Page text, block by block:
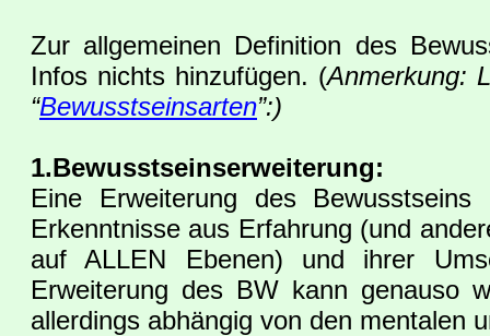
Zur allgemeinen Definition des
Infos nichts hinzufügen. (Anmerkung:
“Bewusstseinsarten”:)
1.Bewusstseinserweiterung:
Eine Erweiterung des
Erkenntnisse aus Erfahrung (und
auf ALLEN Ebenen) und ihrer
Erweiterung des BW kann genauso
allerdings abhängig von den mentalen